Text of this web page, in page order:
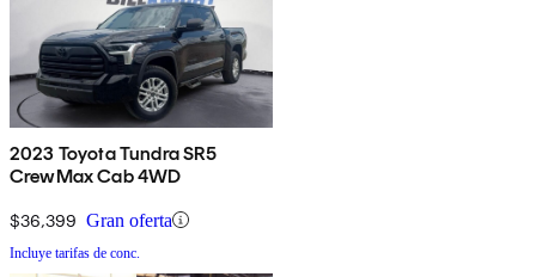
2023 Toyota Tundra SR5
CrewMax Cab 4WD
$36,399 Gran oferta
Incluye tarifas de conc.